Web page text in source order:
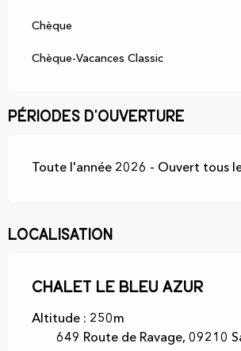
Chèque
Chèque-Vacances Classic
Périodes d'ouverture
Toute l'année 2026 - Ouvert tous
Localisation
Chalet Le Bleu Azur
Altitude : 250m
649 Route de Ravage, 09210